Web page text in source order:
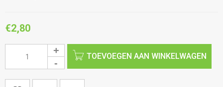
€2,80
TOEVOEGEN AAN WINKELWAGEN